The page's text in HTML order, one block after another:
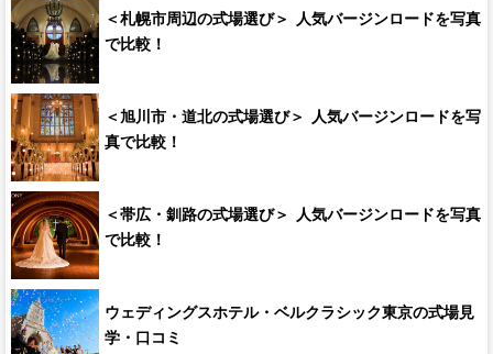
＜札幌市周辺の式場選び＞ 人気バージンロードを写真
で比較！
＜旭川市・道北の式場選び＞ 人気バージンロードを写
真で比較！
＜帯広・釧路の式場選び＞ 人気バージンロードを写真
で比較！
ウェディングスホテル・ベルクラシック東京の式場見
学・口コミ